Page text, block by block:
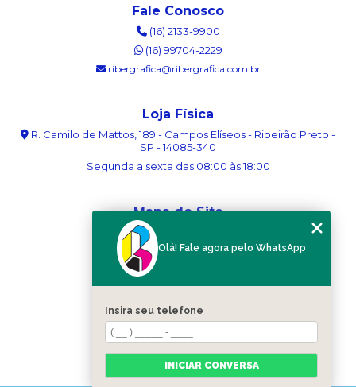
Fale Conosco
(16) 2133-9900
(16) 99704-2229
ribergrafica@ribergrafica.com.br
Loja Física
R. Camilo de Mattos, 189 - Campos Elíseos - Ribeirão Preto -
SP - 14085-340
Segunda a sexta das 08:00 às 18:00
Mapa do Site
Sobre nós
Blog
Categorias
Mapa do site
Olá! Fale agora pelo WhatsApp
Insira seu telefone
INICIAR CONVERSA